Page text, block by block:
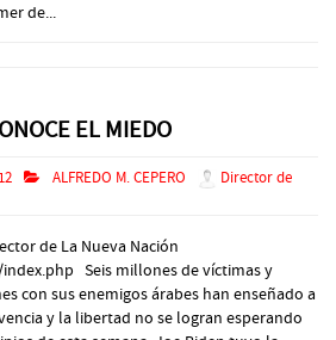
de...
EL MIEDO
ALFREDO M. CEPERO
Director de
de La Nueva Nación
Seis millones de víctimas y
con sus enemigos árabes han enseñado a
y la libertad no se logran esperando